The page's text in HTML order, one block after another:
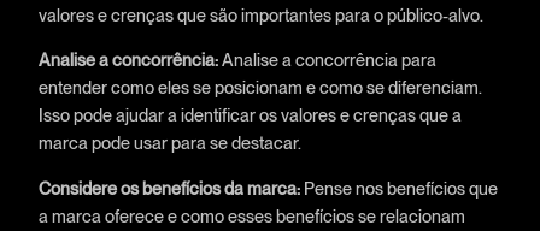
valores e crenças que são importantes para o público-alvo.
Analise a concorrência:Analise a concorrência para
entender como eles se posicionam e como se diferenciam.
Isso pode ajudar a identificar os valores e crenças que a
marca pode usar para se destacar.
Considere os benefícios da marca:Pense nos benefícios que
a marca oferece e como esses benefícios se relacionam